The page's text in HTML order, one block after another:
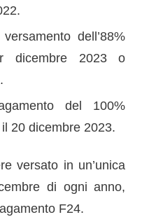
dell’88%
dicembre 2023 o
del 100%
20 dicembre 2023.
versato in un’unica
di ogni anno,
F24.